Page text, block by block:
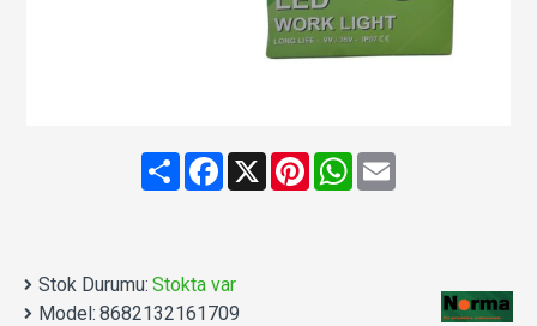
ShareFacebook
X PinterestWhatsApp
Email
Stok Durumu: Stokta var
Model: 8682132161709